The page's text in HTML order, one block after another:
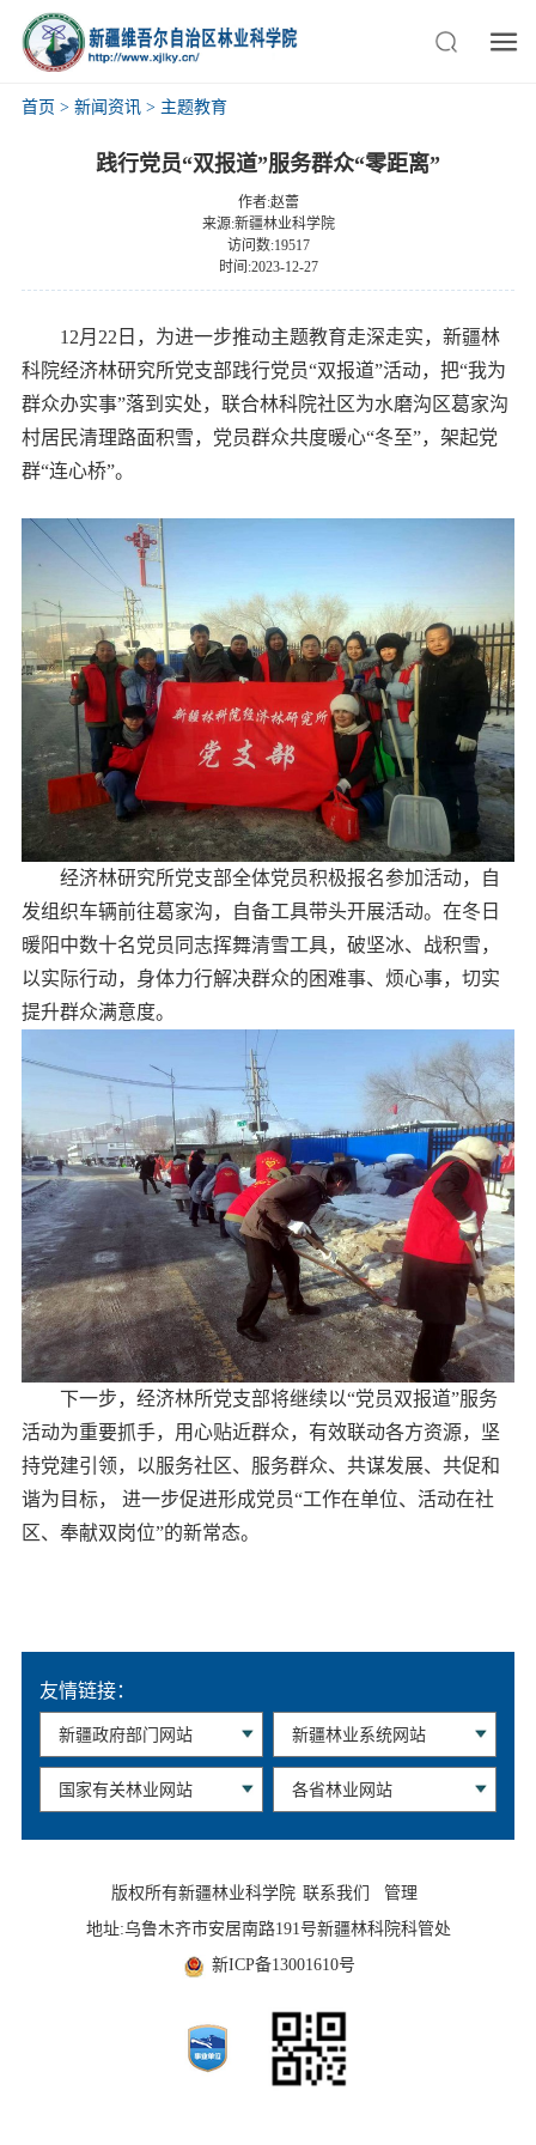
首页 > 新闻资讯> 主题教育
践行党员“双报道”服务群众“零距离”
作者:赵蕾
来源:新疆林业科学院
访问数:19517
时间:2023-12-27
12月22日，为进一步推动主题教育走深走实，新疆林
科院经济林研究所党支部践行党员“双报道”活动，把“我为
群众办实事”落到实处，联合林科院社区为水磨沟区葛家沟
村居民清理路面积雪，党员群众共度暖心“冬至”，架起党
群“连心桥”。
经济林研究所党支部全体党员积极报名参加活动，自
发组织车辆前往葛家沟，自备工具带头开展活动。在冬日
暖阳中数十名党员同志挥舞清雪工具，破坚冰、战积雪，
以实际行动，身体力行解决群众的困难事、烦心事，切实
提升群众满意度。
下一步，经济林所党支部将继续以“党员双报道”服务
活动为重要抓手，用心贴近群众，有效联动各方资源，坚
持党建引领，以服务社区、服务群众、共谋发展、共促和
谐为目标， 进一步促进形成党员“工作在单位、活动在社
区、奉献双岗位”的新常态。
友情链接：
版权所有新疆林业科学院 联系我们
管理
地址:乌鲁木齐市安居南路191号新疆林科院科管处
新ICP备13001610号